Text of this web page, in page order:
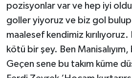
pozisyonlar var ve hep iyi
goller yiyoruz ve biz gol bulup
maalesef kendimiz kırılıyoruz.
kötü bir şey. Ben
Geçen sene bu takım küme